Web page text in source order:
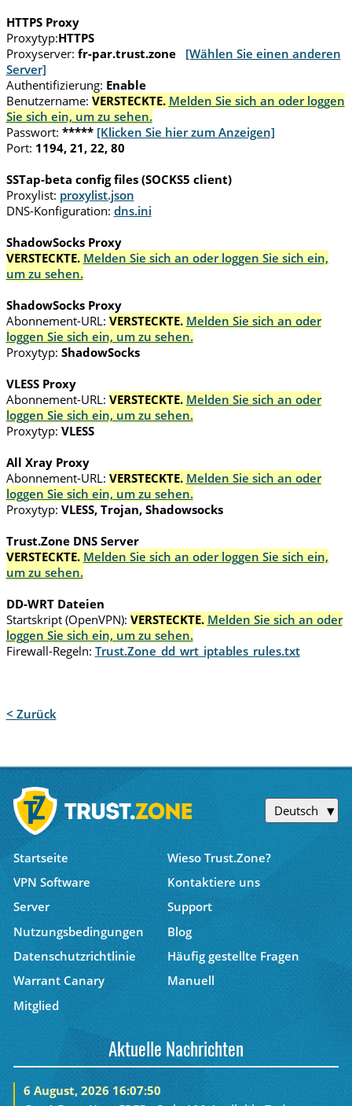
HTTPS Proxy
Proxytyp:HTTPS
Proxyserver: fr-par.trust.zone
[Wählen Sie einen anderen
Server]
Authentifizierung: Enable
Benutzername: VERSTECKTE. Melden Sie sich an oder loggen
Sie sich ein, um zu sehen.
Passwort: ***** [Klicken Sie hier zum Anzeigen]
Port: 1194, 21, 22, 80
SSTap-beta config files (SOCKS5 client)
Proxylist: proxylist.json
DNS-Konfiguration: dns.ini
ShadowSocks Proxy
VERSTECKTE. Melden Sie sich an oder loggen Sie sich ein,
um zu sehen.
ShadowSocks Proxy
Abonnement-URL: VERSTECKTE. Melden Sie sich an oder
loggen Sie sich ein, um zu sehen.
Proxytyp: ShadowSocks
VLESS Proxy
Abonnement-URL: VERSTECKTE. Melden Sie sich an oder
loggen Sie sich ein, um zu sehen.
Proxytyp: VLESS
All Xray Proxy
Abonnement-URL: VERSTECKTE. Melden Sie sich an oder
loggen Sie sich ein, um zu sehen.
Proxytyp: VLESS, Trojan, Shadowsocks
Trust.Zone DNS Server
VERSTECKTE. Melden Sie sich an oder loggen Sie sich ein,
um zu sehen.
DD-WRT Dateien
Startskript (OpenVPN): VERSTECKTE. Melden Sie sich an oder
loggen Sie sich ein, um zu sehen.
Firewall-Regeln: Trust.Zone_dd_wrt_iptables_rules.txt
< Zurück
Deutsch
Startseite
Wieso Trust.Zone?
VPN Software
Kontaktiere uns
Server
Support
Nutzungsbedingungen
Blog
Datenschutzrichtlinie
Häufig gestellte Fragen
Warrant Canary
Manuell
Mitglied
Aktuelle Nachrichten
6 August, 2026 16:07:50